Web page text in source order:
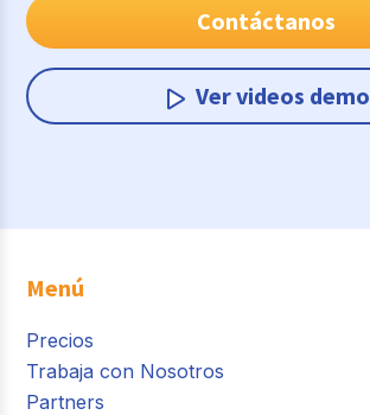
Contáctanos
Ver videos demo
Menú
Precios
Trabaja con Nosotros
Partners